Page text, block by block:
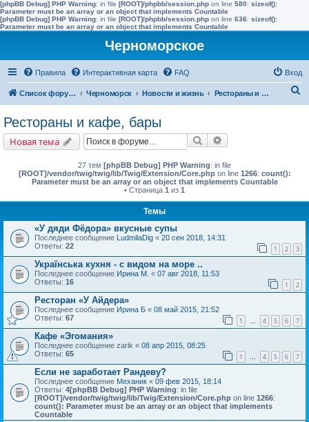
[phpBB Debug] PHP Warning: in file [ROOT]/phpbb/session.php on line 580: sizeof():
Parameter must be an array or an object that implements Countable
[phpBB Debug] PHP Warning: in file [ROOT]/phpbb/session.php on line 636: sizeof():
Parameter must be an array or an object that implements Countable
Черноморское
Правила Интерактивная карта FAQ Вход
Список форумов Черноморск Новости и жизнь Рестораны и кафе, бары
Рестораны и кафе, бары
Новая тема Поиск
27 тем [phpBB Debug] PHP Warning: in file
[ROOT]/vendor/twig/twig/lib/Twig/Extension/Core.phpon line 1266: count():
Parameter must be an array or an object that implements Countable
• Страница 1 из 1
Темы
«У дяди Фёдора» вкусные супы
Последнее сообщение LudmilaDig « 20 сен 2018, 14:31
Ответы: 22 1 2 3
Українська кухня - с видом на море ..
Последнее сообщение Ирина М. « 07 авг 2018, 11:53
Ответы: 16 1 2
Ресторан «У Айдера»
Последнее сообщение Ирина Б « 08 май 2015, 21:52
Ответы: 67 1 … 4 5 6 7
Кафе «Эгомания»
Последнее сообщение zarik « 08 апр 2015, 08:25
Ответы: 65 1 … 4 5 6 7
Если не заработает Рандеву?
Последнее сообщение Механик « 09 фев 2015, 18:14
Ответы: 4[phpBB Debug] PHP Warning: in file
[ROOT]/vendor/twig/twig/lib/Twig/Extension/Core.php on line 1266:
count(): Parameter must be an array or an object that implements
Countable